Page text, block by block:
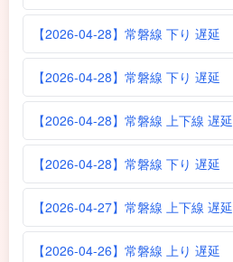
【2026-04-28】常磐線 下り 遅延
【2026-04-28】常磐線 下り 遅延
【2026-04-28】常磐線 上下線 遅延
【2026-04-28】常磐線 下り 遅延
【2026-04-27】常磐線 上下線 遅延
【2026-04-26】常磐線 上り 遅延